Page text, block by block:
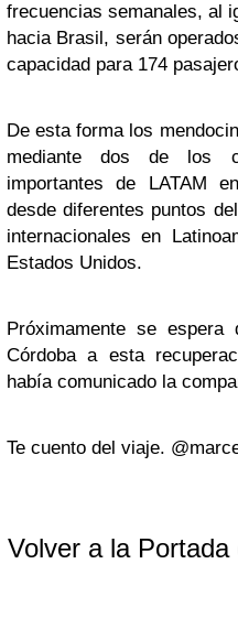
frecuencias semanales, al
hacia Brasil, serán
capacidad para 174
De esta forma los
mediante dos de los
importantes de LATAM
desde diferentes puntos
internacionales en
Estados Unidos.
Próximamente se
Córdoba a esta
había comunicado la
Te cuento del viaje.
Volver a la Portada